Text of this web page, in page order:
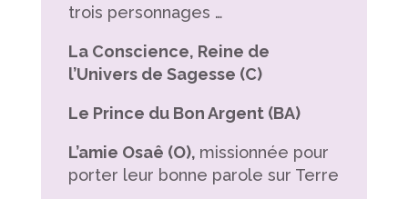
trois personnages …
La Conscience, Reine de
l’Univers de Sagesse (C)
Le Prince du Bon Argent (BA)
L’amie Osaê (O), missionnée pour
porter leur bonne parole sur Terre